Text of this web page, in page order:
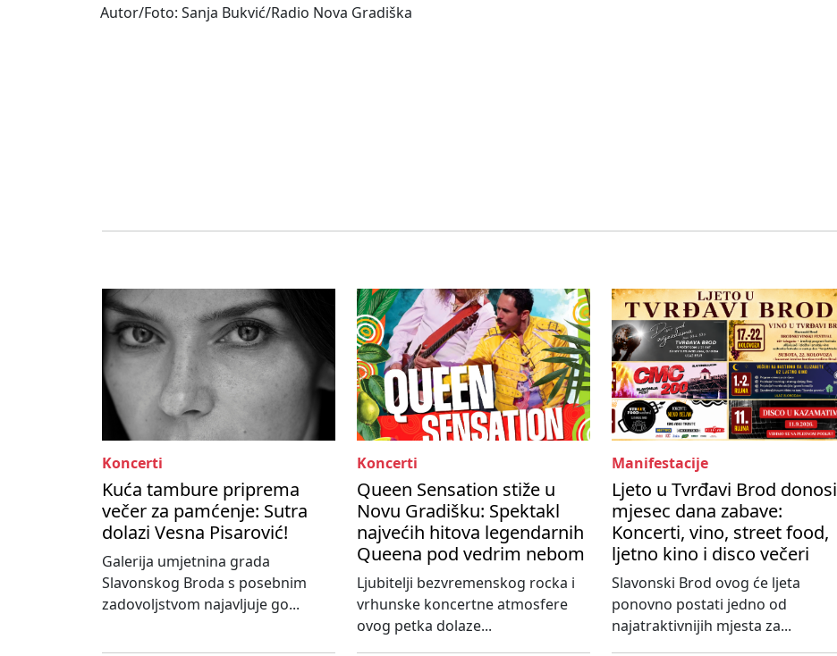
Autor/Foto: Sanja Bukvić/Radio Nova Gradiška
Koncerti
Kuća tambure priprema
večer za pamćenje: Sutra
dolazi Vesna Pisarović!
Galerija umjetnina grada
Slavonskog Broda s posebnim
zadovoljstvom najavljuje go...
Koncerti
Queen Sensation stiže u
Novu Gradišku: Spektakl
najvećih hitova legendarnih
Queena pod vedrim nebom
Ljubitelji bezvremenskog rocka i
vrhunske koncertne atmosfere
ovog petka dolaze...
Manifestacije
Ljeto u Tvrđavi Brod donosi
mjesec dana zabave:
Koncerti, vino, street food,
ljetno kino i disco večeri
Slavonski Brod ovog će ljeta
ponovno postati jedno od
najatraktivnijih mjesta za...